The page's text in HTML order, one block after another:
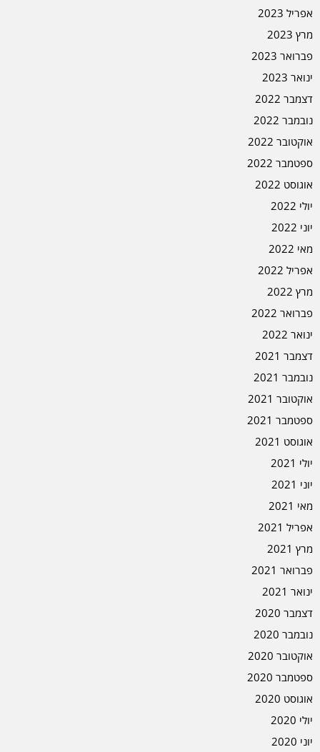
אפריל 2023
מרץ 2023
פברואר 2023
ינואר 2023
דצמבר 2022
נובמבר 2022
אוקטובר 2022
ספטמבר 2022
אוגוסט 2022
יולי 2022
יוני 2022
מאי 2022
אפריל 2022
מרץ 2022
פברואר 2022
ינואר 2022
דצמבר 2021
נובמבר 2021
אוקטובר 2021
ספטמבר 2021
אוגוסט 2021
יולי 2021
יוני 2021
מאי 2021
אפריל 2021
מרץ 2021
פברואר 2021
ינואר 2021
דצמבר 2020
נובמבר 2020
אוקטובר 2020
ספטמבר 2020
אוגוסט 2020
יולי 2020
יוני 2020